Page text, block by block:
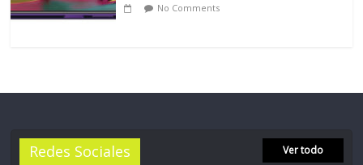
No Comments
Redes Sociales Ver todo